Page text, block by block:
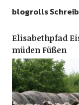
blogrolls
Elisabethpfad
müden Füßen